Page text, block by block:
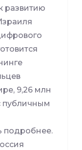
развитию
9,26 млн
публичным
подробнее.